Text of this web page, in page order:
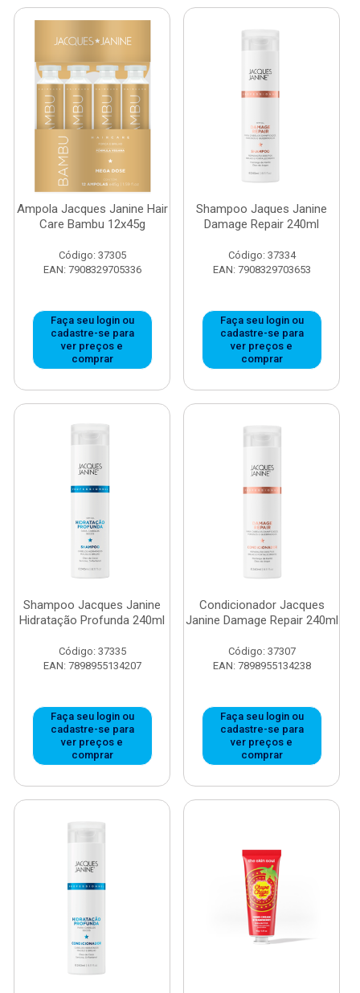
Ampola Jacques Janine Hair
Care Bambu 12x45g
Código: 37305
EAN: 7908329705336
Faça seu login ou
cadastre-se para
ver preços e
comprar
Shampoo Jaques Janine
Damage Repair 240ml
Código: 37334
EAN: 7908329703653
Faça seu login ou
cadastre-se para
ver preços e
comprar
Shampoo Jacques Janine
Hidratação Profunda 240ml
Código: 37335
EAN: 7898955134207
Faça seu login ou
cadastre-se para
ver preços e
comprar
Condicionador Jacques
Janine Damage Repair 240ml
Código: 37307
EAN: 7898955134238
Faça seu login ou
cadastre-se para
ver preços e
comprar